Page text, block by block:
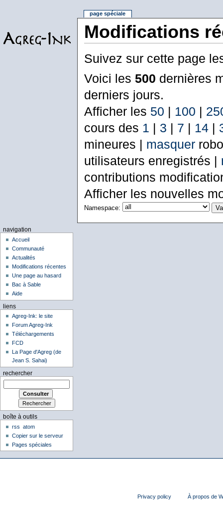
Modifications
Suivez sur cette page
Voici les 500 dernières
derniers jours.
Afficher les 50 | 100 |
cours des 1 | 3 | 7 | 14|
mineures | masquer
utilisateurs enregistrés |
contributions
Afficher les nouvelles
Namespace:
page spéciale
navigation
Accueil
Communauté
Actualités
Modifications récentes
Une page au hasard
Bac à Sable
Aide
liens
Agreg-Ink: le site
Forum Agreg-Ink
Téléchargements
FCD
La Page d'Agreg (de
Jean S. Sahai)
rechercher
boîte à outils
rss
atom
Copier sur le serveur
Pages spéciales
Privacy policy À propos de